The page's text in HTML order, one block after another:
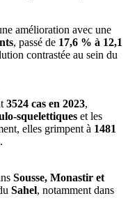
amélioration avec une
, passé de 17,6 % à 12,1
contrastée au sein du
3524 cas en 2023,
squelettiques et les
elles grimpent à 1481
Sousse, Monastir et
Sahel, notamment dans